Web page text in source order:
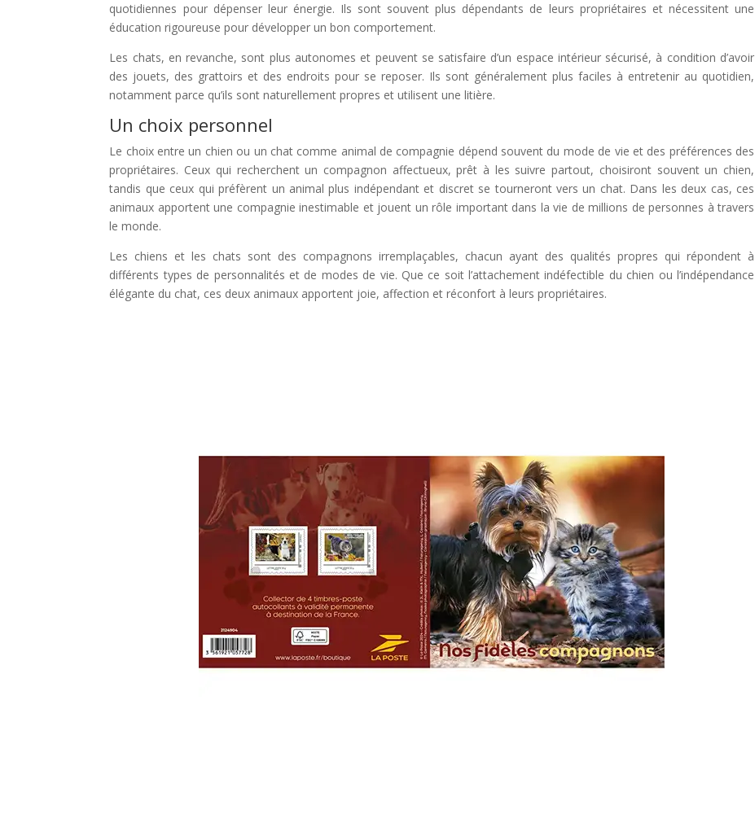
quotidiennes pour dépenser leur énergie. Ils sont souvent plus dépendants de leurs propriétaires et nécessitent une
éducation rigoureuse pour développer un bon comportement.
Les chats, en revanche, sont plus autonomes et peuvent se satisfaire d’un espace intérieur sécurisé, à condition d’avoir
des jouets, des grattoirs et des endroits pour se reposer. Ils sont généralement plus faciles à entretenir au quotidien,
notamment parce qu’ils sont naturellement propres et utilisent une litière.
Un choix personnel
Le choix entre un chien ou un chat comme animal de compagnie dépend souvent du mode de vie et des préférences des
propriétaires. Ceux qui recherchent un compagnon affectueux, prêt à les suivre partout, choisiront souvent un chien,
tandis que ceux qui préfèrent un animal plus indépendant et discret se tourneront vers un chat. Dans les deux cas, ces
animaux apportent une compagnie inestimable et jouent un rôle important dans la vie de millions de personnes à travers
le monde.
Les chiens et les chats sont des compagnons irremplaçables, chacun ayant des qualités propres qui répondent à
différents types de personnalités et de modes de vie. Que ce soit l’attachement indéfectible du chien ou l’indépendance
élégante du chat, ces deux animaux apportent joie, affection et réconfort à leurs propriétaires.